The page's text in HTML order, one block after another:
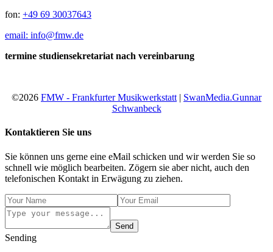
fon: +49 69 30037643
email: info@fmw.de
termine studiensekretariat nach vereinbarung
©2026 FMW - Frankfurter Musikwerkstatt | SwanMedia.Gunnar
Schwanbeck
Kontaktieren Sie uns
Sie können uns gerne eine eMail schicken und wir werden Sie so
schnell wie möglich bearbeiten. Zögern sie aber nicht, auch den
telefonischen Kontakt in Erwägung zu ziehen.
Send
Sending